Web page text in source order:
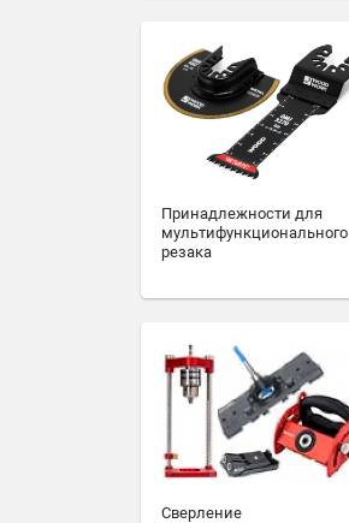
Принадлежности для
мультифункционального
резака
Сверление